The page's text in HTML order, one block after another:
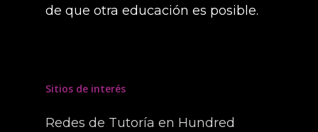
de que otra educación es posible.
Sitios de interés
Redes de Tutoría en Hundred